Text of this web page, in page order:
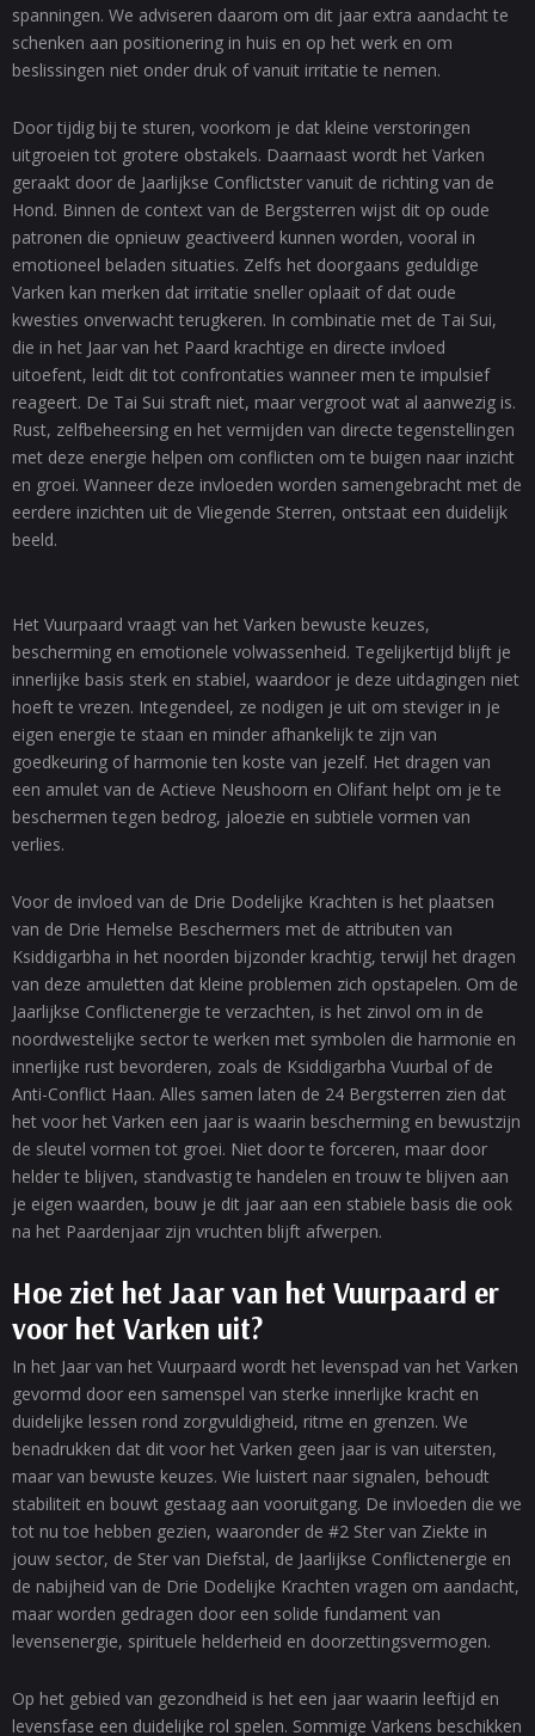
spanningen. We adviseren daarom om dit jaar extra aandacht te
schenken aan positionering in huis en op het werk en om
beslissingen niet onder druk of vanuit irritatie te nemen.
Door tijdig bij te sturen, voorkom je dat kleine verstoringen
uitgroeien tot grotere obstakels. Daarnaast wordt het Varken
geraakt door de Jaarlijkse Conflictster vanuit de richting van de
Hond. Binnen de context van de Bergsterren wijst dit op oude
patronen die opnieuw geactiveerd kunnen worden, vooral in
emotioneel beladen situaties. Zelfs het doorgaans geduldige
Varken kan merken dat irritatie sneller oplaait of dat oude
kwesties onverwacht terugkeren. In combinatie met de Tai Sui,
die in het Jaar van het Paard krachtige en directe invloed
uitoefent, leidt dit tot confrontaties wanneer men te impulsief
reageert. De Tai Sui straft niet, maar vergroot wat al aanwezig is.
Rust, zelfbeheersing en het vermijden van directe tegenstellingen
met deze energie helpen om conflicten om te buigen naar inzicht
en groei. Wanneer deze invloeden worden samengebracht met de
eerdere inzichten uit de Vliegende Sterren, ontstaat een duidelijk
beeld.
Het Vuurpaard vraagt van het Varken bewuste keuzes,
bescherming en emotionele volwassenheid. Tegelijkertijd blijft je
innerlijke basis sterk en stabiel, waardoor je deze uitdagingen niet
hoeft te vrezen. Integendeel, ze nodigen je uit om steviger in je
eigen energie te staan en minder afhankelijk te zijn van
goedkeuring of harmonie ten koste van jezelf. Het dragen van
een amulet van de Actieve Neushoorn en Olifant helpt om je te
beschermen tegen bedrog, jaloezie en subtiele vormen van
verlies.
Voor de invloed van de Drie Dodelijke Krachten is het plaatsen
van de Drie Hemelse Beschermers met de attributen van
Ksiddigarbha in het noorden bijzonder krachtig, terwijl het dragen
van deze amuletten dat kleine problemen zich opstapelen. Om de
Jaarlijkse Conflictenergie te verzachten, is het zinvol om in de
noordwestelijke sector te werken met symbolen die harmonie en
innerlijke rust bevorderen, zoals de Ksiddigarbha Vuurbal of de
Anti-Conflict Haan. Alles samen laten de 24 Bergsterren zien dat
het voor het Varken een jaar is waarin bescherming en bewustzijn
de sleutel vormen tot groei. Niet door te forceren, maar door
helder te blijven, standvastig te handelen en trouw te blijven aan
je eigen waarden, bouw je dit jaar aan een stabiele basis die ook
na het Paardenjaar zijn vruchten blijft afwerpen.
Hoe ziet het Jaar van het Vuurpaard er
voor het Varken uit?
In het Jaar van het Vuurpaard wordt het levenspad van het Varken
gevormd door een samenspel van sterke innerlijke kracht en
duidelijke lessen rond zorgvuldigheid, ritme en grenzen. We
benadrukken dat dit voor het Varken geen jaar is van uitersten,
maar van bewuste keuzes. Wie luistert naar signalen, behoudt
stabiliteit en bouwt gestaag aan vooruitgang. De invloeden die we
tot nu toe hebben gezien, waaronder de #2 Ster van Ziekte in
jouw sector, de Ster van Diefstal, de Jaarlijkse Conflictenergie en
de nabijheid van de Drie Dodelijke Krachten vragen om aandacht,
maar worden gedragen door een solide fundament van
levensenergie, spirituele helderheid en doorzettingsvermogen.
Op het gebied van gezondheid is het een jaar waarin leeftijd en
levensfase een duidelijke rol spelen. Sommige Varkens beschikken